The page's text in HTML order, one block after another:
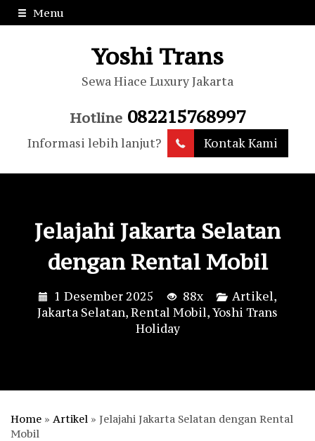
Menu
Yoshi Trans
Sewa Hiace Luxury Jakarta
Hotline 082215768997
Informasi lebih lanjut? Kontak Kami
Jelajahi Jakarta Selatan
dengan Rental Mobil
1 Desember 2025 88x Artikel,
Jakarta Selatan,Rental Mobil,Yoshi Trans
Holiday
Home » Artikel » Jelajahi Jakarta Selatan dengan Rental
Mobil